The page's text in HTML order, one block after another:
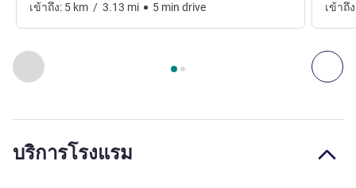
ก่อนหน้า - การเข้าถึงและระบบขนส่ง ถั
หน้า1 , การเข้าถึงและระบบขนส่ง 1 :, การเข้าถึงและระ
เข้าถึง: 5 km / 3.13 mi 5 min drive เข้าถึ
บริการโรงแรม